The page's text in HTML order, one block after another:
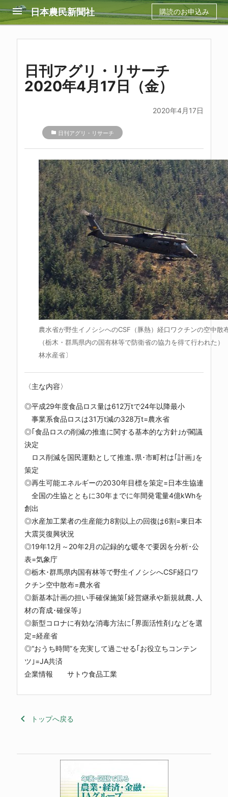
menu 日本農民新聞社 購読のお申込み
日刊アグリ・リサーチ
2020年4月17日（金）
2020年4月17日
folder 日刊アグリ・リサーチ
農水省が野生イノシシへのCSF（豚熱）経口ワクチンの空中散
（栃木・群馬県内の国有林等で防衛省の協力を得て行われた）
林水産省〕
〈主な内容〉
◎平成29年度食品ロス量は612万tで24年以降最小
事業系食品ロスは31万t減の328万t=農水省
◎｢食品ロスの削減の推進に関する基本的な方針｣が閣議
決定
ロス削減を国民運動として推進､県･市町村は｢計画｣を
策定
◎再生可能エネルギーの2030年目標を策定=日本生協連
全国の生協とともに30年までに年間発電量4億kWhを
創出
◎水産加工業者の生産能力8割以上の回復は6割=東日本
大震災復興状況
◎19年12月～20年2月の記録的な暖冬で要因を分析･公
表=気象庁
◎栃木･群馬県内国有林等で野生イノシシへCSF経口ワ
クチン空中散布=農水省
◎新基本計画の担い手確保施策｢経営継承や新規就農､人
材の育成･確保等｣
◎新型コロナに有効な消毒方法に｢界面活性剤｣などを選
定=経産省
◎“おうち時間”を充実して過ごせる｢お役立ちコンテン
ツ｣=JA共済
企業情報 サトウ食品工業
keyboard_arrow_left トップへ戻る